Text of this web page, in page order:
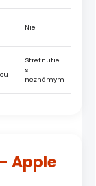
Nie
Stretnutie
s
neznámym
Apple